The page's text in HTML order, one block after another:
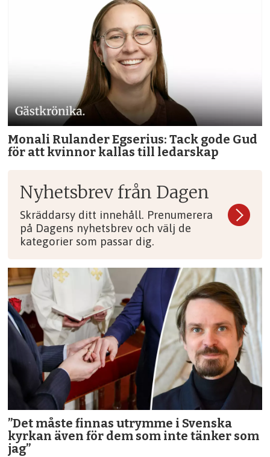
Monali Rulander Egserius: Tack gode Gud
för att kvinnor kallas till ledarskap
Nyhetsbrev från Dagen
Skräddarsy ditt innehåll. Prenumerera
på Dagens nyhetsbrev och välj de
kategorier som passar dig.
”Det måste finnas utrymme i Svenska
kyrkan även för dem som inte tänker som
jag”